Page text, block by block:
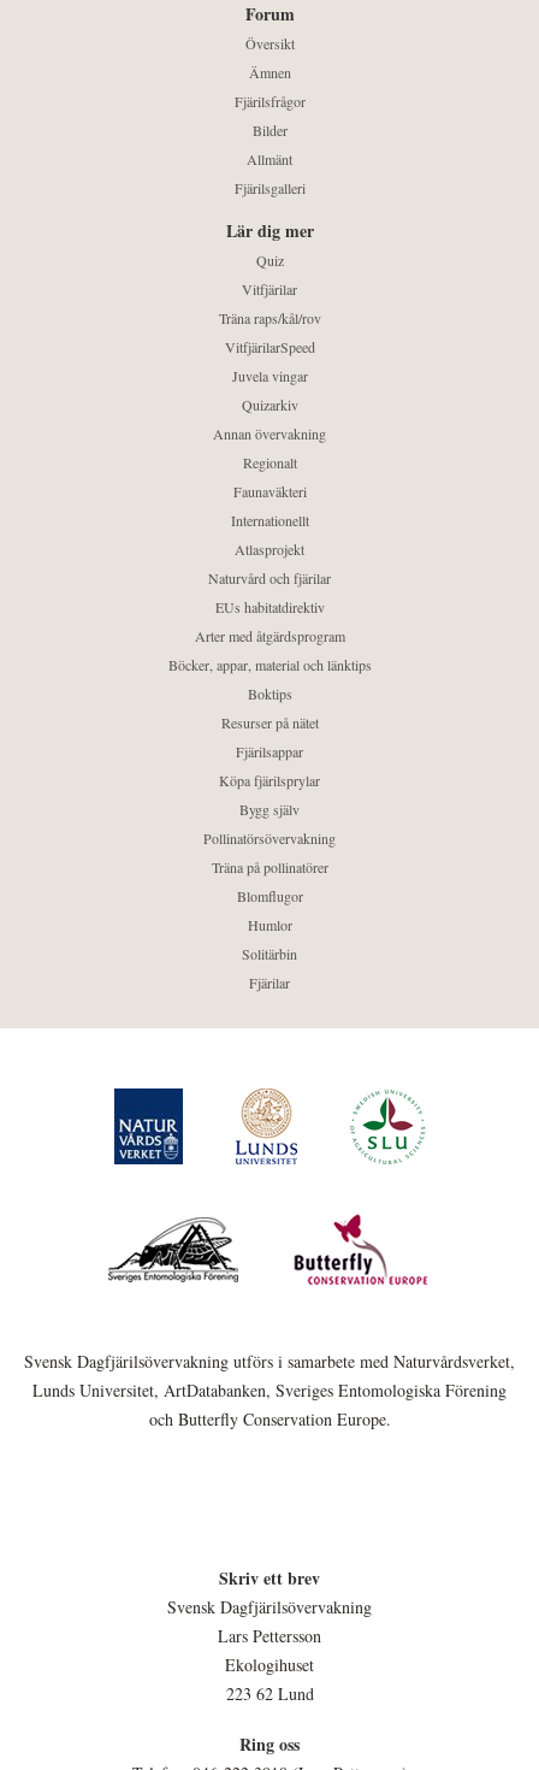
Forum
Översikt
Ämnen
Fjärilsfrågor
Bilder
Allmänt
Fjärilsgalleri
Lär dig mer
Quiz
Vitfjärilar
Träna raps/kål/rov
VitfjärilarSpeed
Juvela vingar
Quizarkiv
Annan övervakning
Regionalt
Faunaväkteri
Internationellt
Atlasprojekt
Naturvård och fjärilar
EUs habitatdirektiv
Arter med åtgärdsprogram
Böcker, appar, material och länktips
Boktips
Resurser på nätet
Fjärilsappar
Köpa fjärilsprylar
Bygg själv
Pollinatörsövervakning
Träna på pollinatörer
Blomflugor
Humlor
Solitärbin
Fjärilar
Svensk Dagfjärilsövervakning utförs i samarbete med Naturvårdsverket,
Lunds Universitet, ArtDatabanken, Sveriges Entomologiska Förening
och Butterfly Conservation Europe.
Skriv ett brev
Svensk Dagfjärilsövervakning
Lars Pettersson
Ekologihuset
223 62 Lund
Ring oss